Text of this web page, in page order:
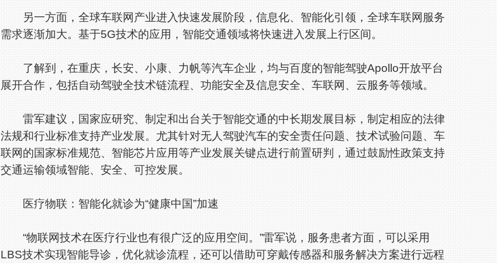
另一方面，全球车联网产业进入快速发展阶段，信息化、智能化引领，全球车联网服务
需求逐渐加大。基于5G技术的应用，智能交通领域将快速进入发展上行区间。
了解到，在重庆，长安、小康、力帆等汽车企业，均与百度的智能驾驶Apollo开放平台
展开合作，包括自动驾驶全技术链流程、功能安全及信息安全、车联网、云服务等领域。
雷军建议，国家应研究、制定和出台关于智能交通的中长期发展目标，制定相应的法律
法规和行业标准支持产业发展。尤其针对无人驾驶汽车的安全责任问题、技术试验问题、车
联网的国家标准规范、智能芯片应用等产业发展关键点进行前置研判，通过鼓励性政策支持
交通运输领域智能、安全、可控发展。
医疗物联：智能化就诊为“健康中国”加速
“物联网技术在医疗行业也有很广泛的应用空间。”雷军说，服务患者方面，可以采用
LBS技术实现智能导诊，优化就诊流程，还可以借助可穿戴传感器和服务解决方案进行远程